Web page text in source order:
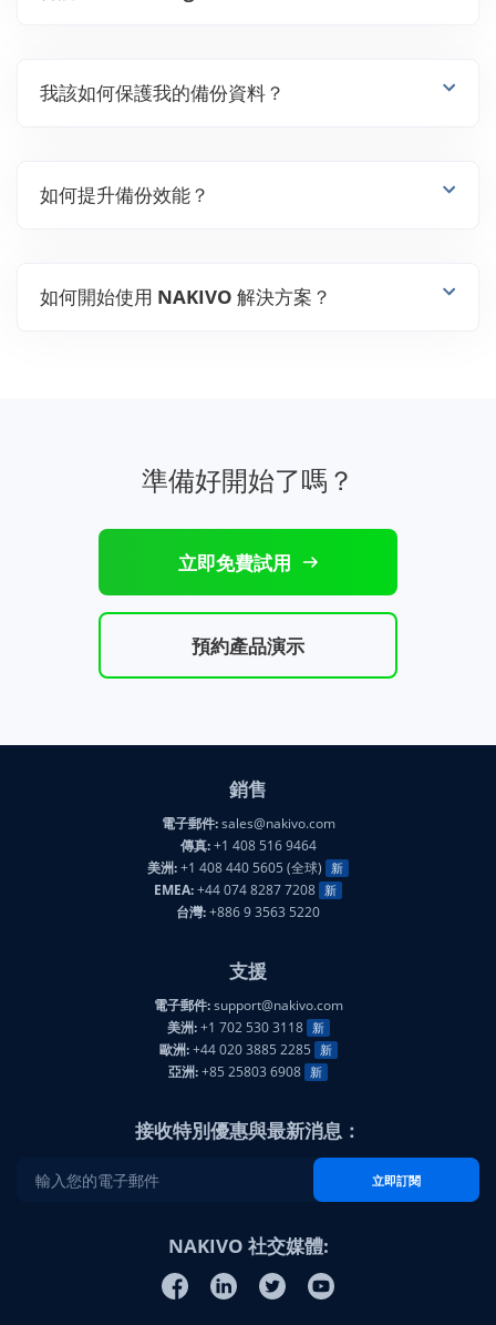
我該如何保護我的備份資料？
如何提升備份效能？
如何開始使用 NAKIVO 解決方案？
準備好開始了嗎？
立即免費試用
預約產品演示
銷售
電子郵件:sales@nakivo.com
傳真:+1 408 516 9464
美洲:+1 408 440 5605 (全球) 新
EMEA:+44 074 8287 7208 新
台灣:+886 9 3563 5220
支援
電子郵件:support@nakivo.com
美洲:+1 702 530 3118 新
歐洲:+44 020 3885 2285 新
亞洲:+85 25803 6908 新
接收特別優惠與最新消息：
立即訂閱
NAKIVO 社交媒體: